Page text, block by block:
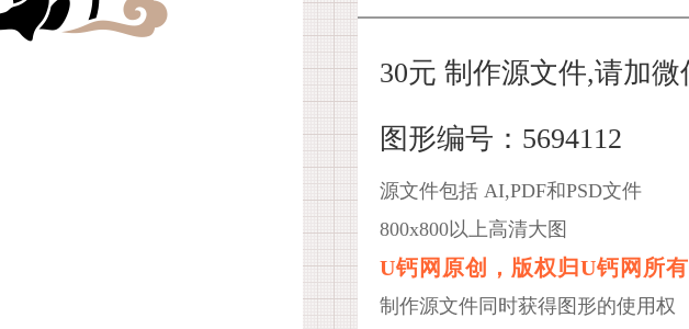
30元 制作源文件,请加微
图形编号：5694112
源文件包括 AI,PDF和PSD文件
800x800以上高清大图
U钙网原创，版权归U钙网所有
制作源文件同时获得图形的使用权